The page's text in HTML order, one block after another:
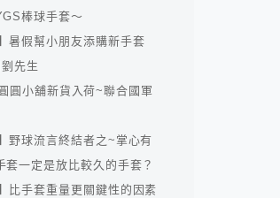
棒球手套～
暑假幫小朋友添購新手套
先生
圓小舖新貨入荷~聯合國軍
野球流言終結者之~掌心有
套一定是放比較久的手套？
比手套重量更關鍵性的因素